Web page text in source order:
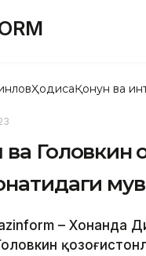
ҲодисаҚонун ва
Головкин
– Хонанда